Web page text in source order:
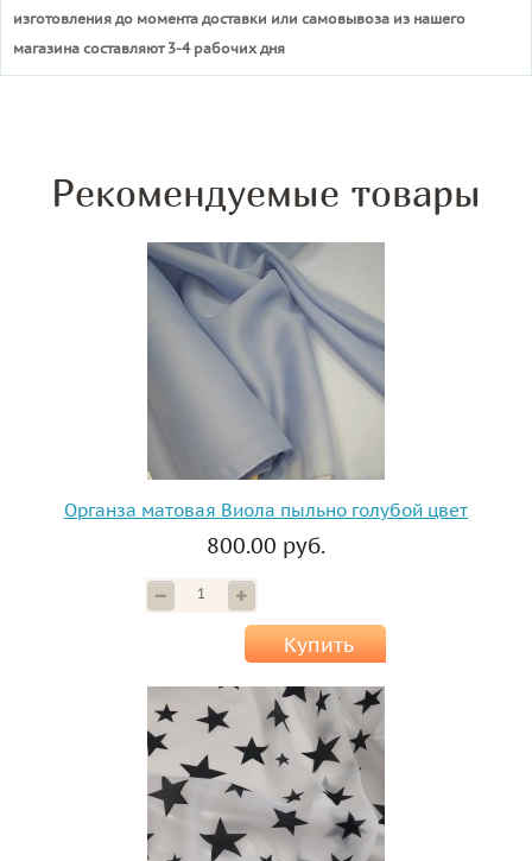
изготовления до момента доставки или самовывоза из нашего
магазина составляют 3-4 рабочих дня
Рекомендуемые товары
Органза матовая Виола пыльно голубой цвет
800.00 руб.
Купить